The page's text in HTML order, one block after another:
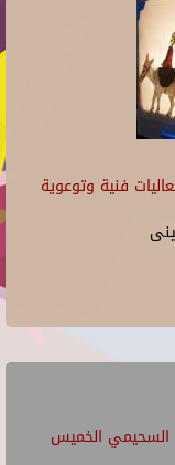
فنية وتوعوية
السحيمي الخميس